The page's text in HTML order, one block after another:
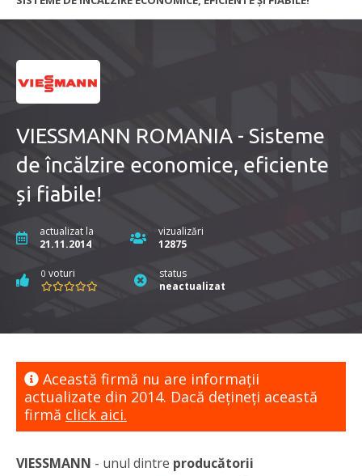
VIESSMANN ROMANIA - Sisteme
de încălzire economice, eficiente
și fiabile!
actualizat la
21.11.2014
vizualizări
12875
0 voturi
status
neactualizat
Această firmă nu are informaţii
actualizate din 2014. Dacă dețineți această
firmă click aici.
VIESSMANN - unul dintre producătorii